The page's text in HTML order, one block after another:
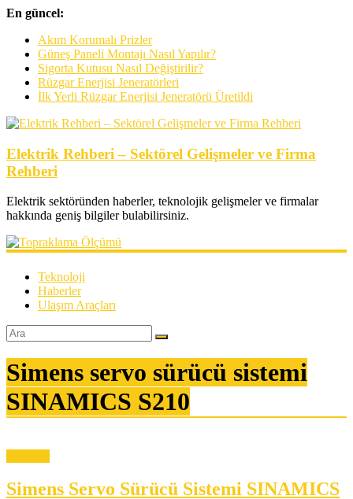
En güncel:
Akım Korumalı Prizler
Güneş Paneli Montajı Nasıl Yapılır?
Sigorta Kutusu Nasıl Değiştirilir?
Rüzgar Enerjisi Jeneratörleri
İlk Yerli Rüzgar Enerjisi Jeneratörü Üretildi
Elektrik Rehberi – Sektörel Gelişmeler ve Firma
Rehberi
Elektrik sektöründen haberler, teknolojik gelişmeler ve firmalar
hakkında geniş bilgiler bulabilirsiniz.
Teknoloji
Haberler
Ulaşım Araçları
Simens servo sürücü sistemi
SINAMICS S210
Simens Servo Sürücü Sistemi SINAMICS